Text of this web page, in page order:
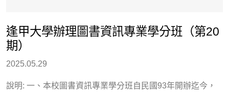
逢甲大學辦理圖書資訊專業學分班（第20
期）
2025.05.29
說明: 一、本校圖書資訊專業學分班自民國93年開辦迄今，